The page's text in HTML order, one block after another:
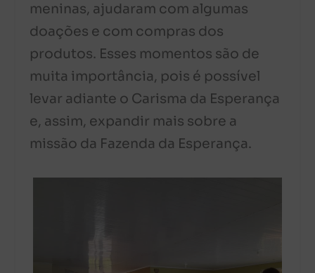
meninas, ajudaram com algumas
doações e com compras dos
produtos. Esses momentos são de
muita importância, pois é possível
levar adiante o Carisma da Esperança
e, assim, expandir mais sobre a
missão da Fazenda da Esperança.